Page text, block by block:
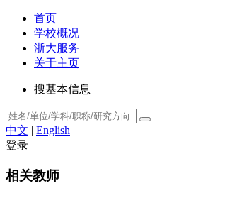
首页
学校概况
浙大服务
关于主页
搜基本信息
中文 | English
登录
相关教师